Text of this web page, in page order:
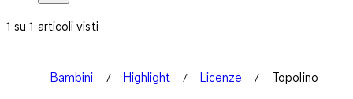
1 su 1 articoli visti
Bambini Highlight Licenze Topolino